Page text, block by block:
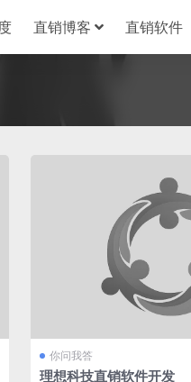
直销博客 直销软件
你问我答
理想科技直销软件开发